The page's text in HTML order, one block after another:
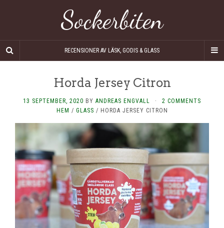
Sockerbiten
RECENSIONER AV LÄSK, GODIS & GLASS
Horda Jersey Citron
13 SEPTEMBER, 2020 BY ANDREAS ENGVALL ·
2 COMMENTS
HEM / GLASS / HORDA JERSEY CITRON